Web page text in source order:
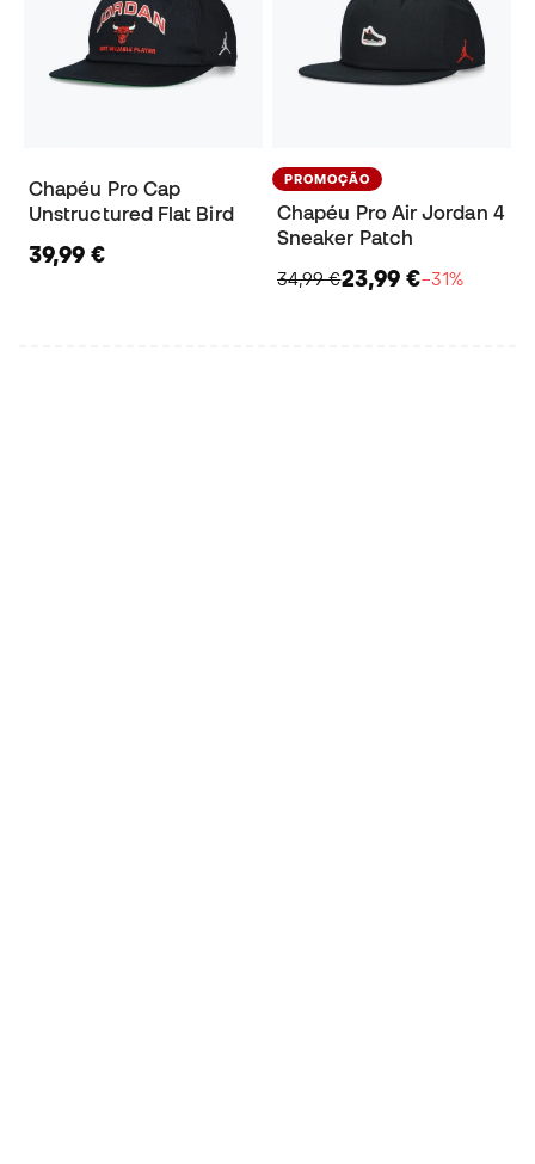
Chapéu Pro Cap
Unstructured Flat Bird
39,99 €
PROMOÇÃO
Chapéu Pro Air Jordan 4
Sneaker Patch
34,99 €23,99 €−31%